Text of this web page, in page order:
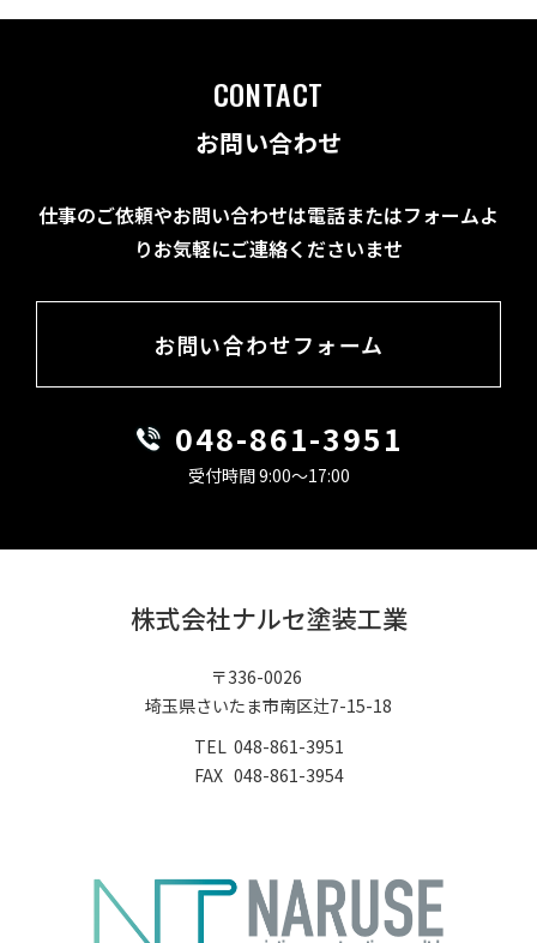
CONTACT
お問い合わせ
仕事のご依頼やお問い合わせは電話またはフォームよ
りお気軽にご連絡くださいませ
お問い合わせフォーム
048-861-3951
受付時間 9:00〜17:00
株式会社ナルセ塗装工業
〒336-0026
埼玉県さいたま市南区辻7-15-18
TEL 048-861-3951
​​​​​​​FAX 048-861-3954